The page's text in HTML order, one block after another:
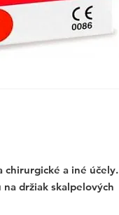
chirurgické a iné účely.
držiak skalpelových